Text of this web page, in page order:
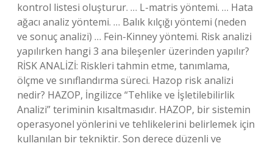
kontrol listesi oluşturur. … L-matris yöntemi. … Hata
ağacı analiz yöntemi. … Balık kılçığı yöntemi (neden
ve sonuç analizi) … Fein-Kinney yöntemi. Risk analizi
yapılırken hangi 3 ana bileşenler üzerinden yapılır?
RİSK ANALİZİ: Riskleri tahmin etme, tanımlama,
ölçme ve sınıflandırma süreci. Hazop risk analizi
nedir? HAZOP, İngilizce “Tehlike ve İşletilebilirlik
Analizi” teriminin kısaltmasıdır. HAZOP, bir sistemin
operasyonel yönlerini ve tehlikelerini belirlemek için
kullanılan bir tekniktir. Son derece düzenli ve